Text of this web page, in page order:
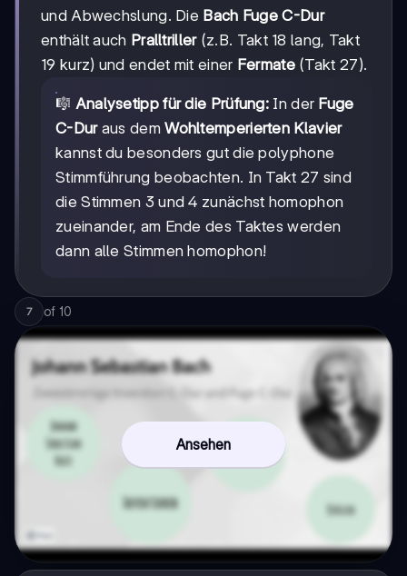
und Abwechslung. Die Bach Fuge C-Dur
enthält auch Pralltriller(z.B. Takt 18 lang, Takt
19 kurz) und endet mit einer Fermate(Takt 27).
🎼 Analysetipp für die Prüfung: In der Fuge
C-Duraus demWohltemperierten Klavier
kannst du besonders gut die polyphone
Stimmführung beobachten. In Takt 27 sind
die Stimmen 3 und 4 zunächst homophon
zueinander, am Ende des Taktes werden
dann alle Stimmen homophon!
7 of 10
Ansehen